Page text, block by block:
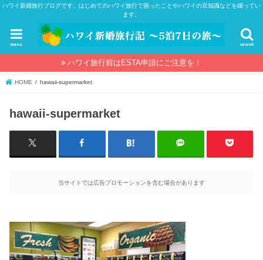
ハワイ新婚旅行ブログです。はじめてのハワイ旅行で困ったことやハワイの豆知識などを綴ってい
ます。
search
menu
ハワイ旅行前はESTA申請にご注意を！
HOME hawaii-supermarket
hawaii-supermarket
当サイトでは広告プロモーションを含む場合があります